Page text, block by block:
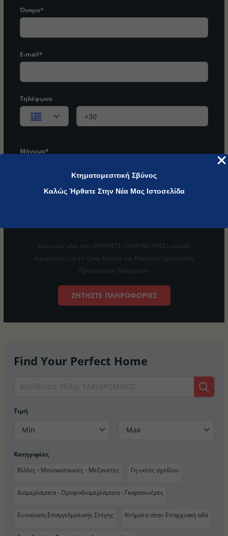
Κτηματομεσιτική Σβύνος
Καλώς Ήρθατε Στην Νέα Μας Ιστοσελίδα
Όνομα*
E-mail*
Τηλέφωνο
Μήνυμα*
Κάνοντας κλικ στο «ΖΗΤΉΣΤΕ ΠΛΗΡΟΦΟΡΊΕΣ» κουμπί
συμφωνείτε με το Όροι Χρήσης και Πολιτική Προστασίας
Προσωπικών Δεδομένων
ΖΗΤΉΣΤΕ ΠΛΗΡΟΦΟΡΊΕΣ
Find Your Perfect Home
Τιμή
Min Max
Κατηγορίες
Βίλλες - Μονοκατοικίες - Μεζονέτες
Γη εκτός σχεδίου
Διαμερίσματα - Οροφοδιαμερίσματα - Γκαρσονιέρες
Ενοικίαση Επαγγελματικής Στέγης Κτήματα στην Επαρχιακή οδό